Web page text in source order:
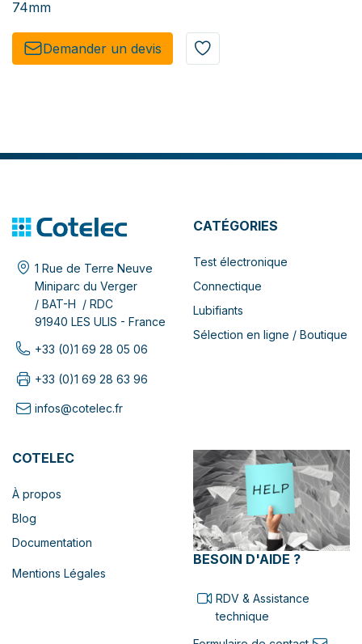
74mm
Demander un de​​vis​​
1 Rue de Terre Neuve
Miniparc du Verger
/ BAT-H / RDC
91940 LES ULIS - France
+33 (0)1 69 28 05 06
+33 (0)1 69 28 63 96
infos@cotelec.fr
CATÉGORIES
Test électronique
Connectique
Lubifiants
Sélection en ligne / Boutique
COTELEC
À propos
Blog
Documentation
Mentions Légales
BESOIN D'AIDE ?
RDV & Assistance
technique